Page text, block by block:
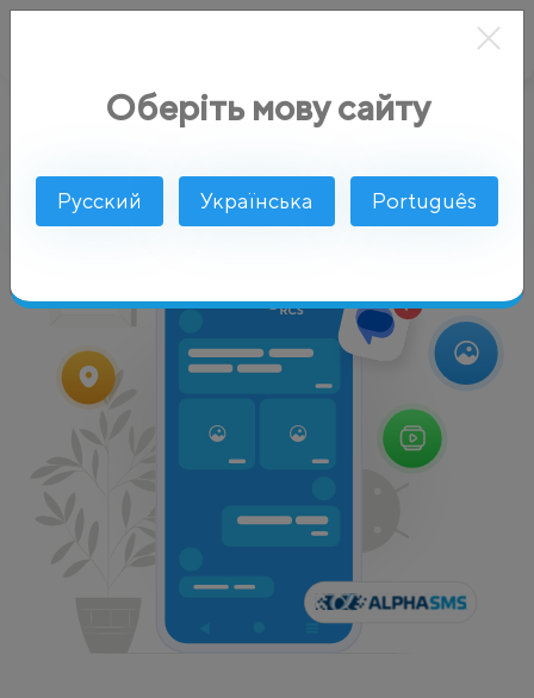
Услуги Google RCS от AlphaSMS
Оберіть мову сайту
Русский Українська Português